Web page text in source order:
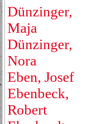
Dünzinger,
Maja
Dünzinger,
Nora
Eben, Josef
Ebenbeck,
Robert